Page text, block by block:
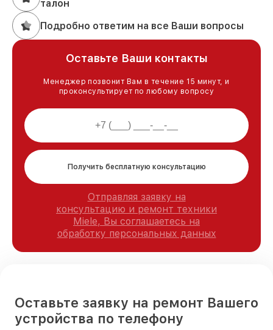
талон
Подробно ответим на все Ваши вопросы
Оставьте Ваши контакты
Менеджер позвонит Вам в течение 15 минут, и
проконсультирует по любому вопросу
Получить бесплатную консультацию
Отправляя заявку на
консультацию и ремонт техники
Miele, Вы соглашаетесь на
обработку персональных данных
Оставьте заявку на ремонт Вашего
устройства по телефону